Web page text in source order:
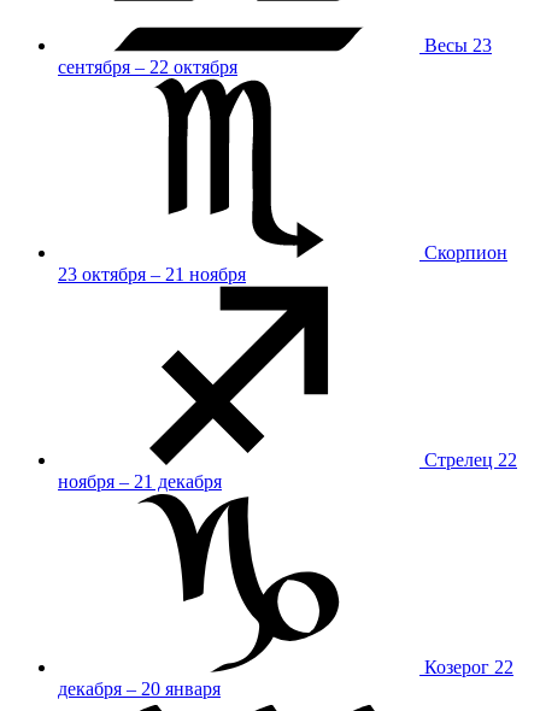
Весы 23
сентября – 22 октября
Скорпион
23 октября – 21 ноября
Стрелец 22
ноября – 21 декабря
Козерог 22
декабря – 20 января